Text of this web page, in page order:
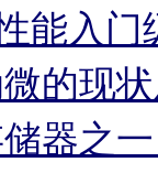
能入门
的现
器之